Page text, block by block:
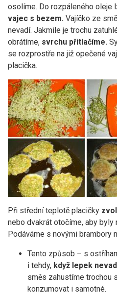
osolíme. Do rozpáleného oleje
vajec s bezem. Vajíčko ze
nevadí. Jakmile je trochu
obrátíme, svrchu přitlačíme.
se rozprostře na již opečené
placička.
Při střední teplotě placičky
nebo dvakrát otočíme, aby byly
Podáváme s novými brambory
Tento způsob – s
i tehdy, když lepek
směs zahustíme trochou
konzumovat i samotné.